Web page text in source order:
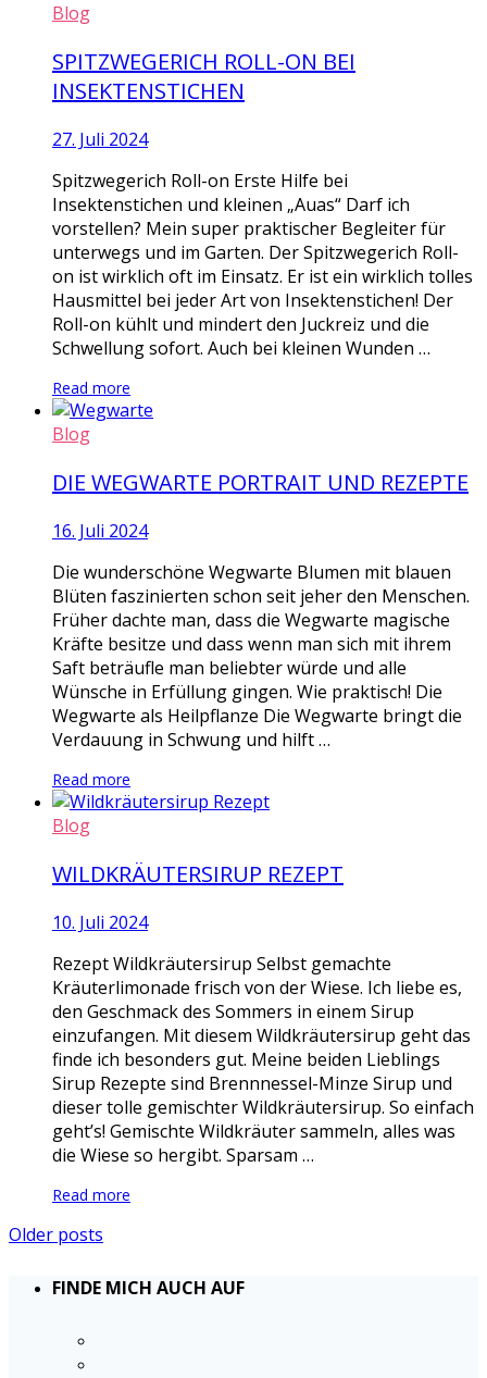
Blog
SPITZWEGERICH ROLL-ON BEI
INSEKTENSTICHEN
27. Juli 2024
Spitzwegerich Roll-on Erste Hilfe bei
Insektenstichen und kleinen „Auas“ Darf ich
vorstellen? Mein super praktischer Begleiter für
unterwegs und im Garten. Der Spitzwegerich Roll-
on ist wirklich oft im Einsatz. Er ist ein wirklich tolles
Hausmittel bei jeder Art von Insektenstichen! Der
Roll-on kühlt und mindert den Juckreiz und die
Schwellung sofort. Auch bei kleinen Wunden …
Read more
Blog
DIE WEGWARTE PORTRAIT UND REZEPTE
16. Juli 2024
Die wunderschöne Wegwarte Blumen mit blauen
Blüten faszinierten schon seit jeher den Menschen.
Früher dachte man, dass die Wegwarte magische
Kräfte besitze und dass wenn man sich mit ihrem
Saft beträufle man beliebter würde und alle
Wünsche in Erfüllung gingen. Wie praktisch! Die
Wegwarte als Heilpflanze Die Wegwarte bringt die
Verdauung in Schwung und hilft …
Read more
Blog
WILDKRÄUTERSIRUP REZEPT
10. Juli 2024
Rezept Wildkräutersirup Selbst gemachte
Kräuterlimonade frisch von der Wiese. Ich liebe es,
den Geschmack des Sommers in einem Sirup
einzufangen. Mit diesem Wildkräutersirup geht das
finde ich besonders gut. Meine beiden Lieblings
Sirup Rezepte sind Brennnessel-Minze Sirup und
dieser tolle gemischter Wildkräutersirup. So einfach
geht’s! Gemischte Wildkräuter sammeln, alles was
die Wiese so hergibt. Sparsam …
Read more
Older posts
FINDE MICH AUCH AUF